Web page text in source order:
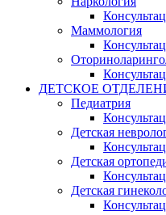
Маммология
ДЕТСКОЕ
Педиатрия
Детская
Детская
Детская